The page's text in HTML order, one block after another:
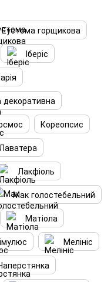
Еустома горщикова
Іберіс
декоративна
Кореопсис
Лакфіоль
Мак голостебельний
Матіола
Мелініс